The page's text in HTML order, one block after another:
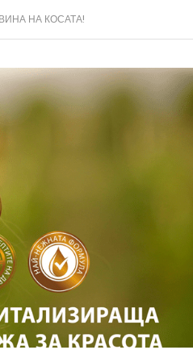
НА КОСАТА!